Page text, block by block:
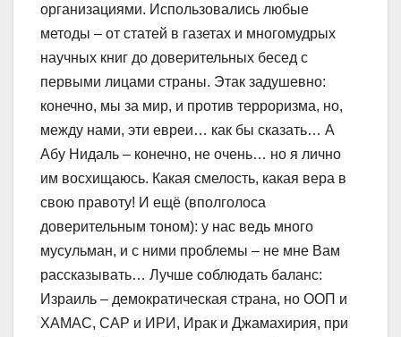
организациями. Использовались любые
методы – от статей в газетах и многомудрых
научных книг до доверительных бесед с
первыми лицами страны. Этак задушевно:
конечно, мы за мир, и против терроризма, но,
между нами, эти евреи… как бы сказать… А
Абу Нидаль – конечно, не очень… но я лично
им восхищаюсь. Какая смелость, какая вера в
свою правоту! И ещё (вполголоса
доверительным тоном): у нас ведь много
мусульман, и с ними проблемы – не мне Вам
рассказывать… Лучше соблюдать баланс:
Израиль – демократическая страна, но ООП и
ХАМАС, САР и ИРИ, Ирак и Джамахирия, при